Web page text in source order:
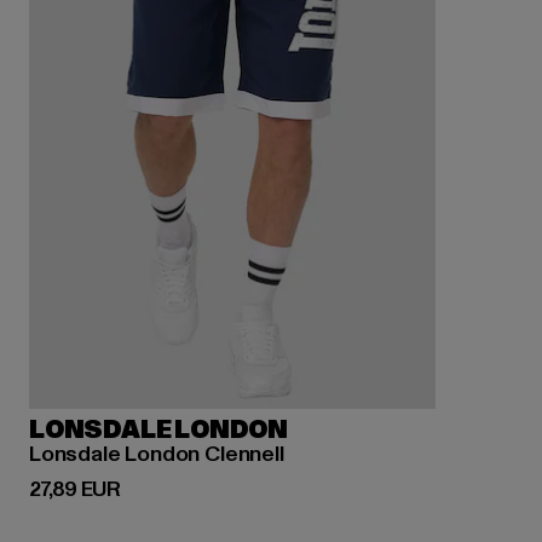
LONSDALE LONDON
Lonsdale London Clennell
27,89 EUR
Prix courant: 27,89 EUR